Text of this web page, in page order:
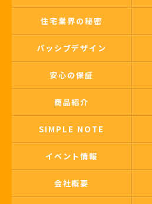
住宅業界の秘密
パッシブデザイン
安心の保証
商品紹介
SIMPLE NOTE
イベント情報
会社概要